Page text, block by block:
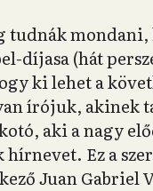
tudnák
díjasa (hát
ki lehet a
írójuk, akinek
aki a nagy
Ez a
Juan Gabriel